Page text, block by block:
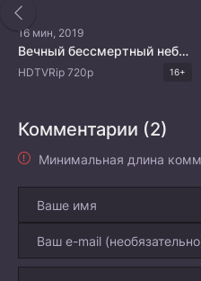
16 мин, 2019
Вечный бессмертный небосвод 3
HDTVRip 720p 16+
Комментарии (2)
Минимальная длина